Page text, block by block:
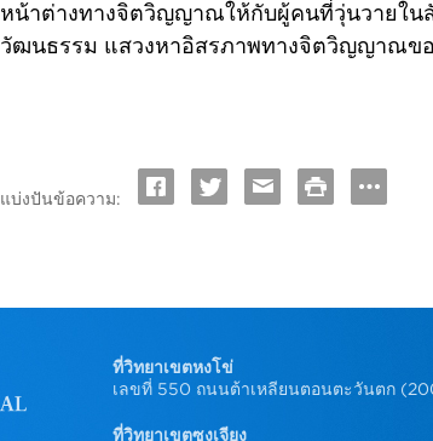
หน้าต่างทางจิตวิญญาณให้กับผู้คนที่วุ่นวายใน
วัฒนธรรม แสวงหาอิสรภาพทางจิตวิญญาณขอ
(จาก ว
แบ่งปันข้อความ:
ที่วิทยาเขตหงโข่
เลขที่ 550 ถนนต้าเหลียนตอนตะวันตก
ที่วิทยาเขตซงเจียง